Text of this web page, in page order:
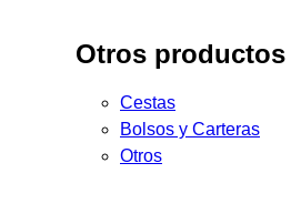
Otros productos
Cestas
Bolsos y Carteras
Otros